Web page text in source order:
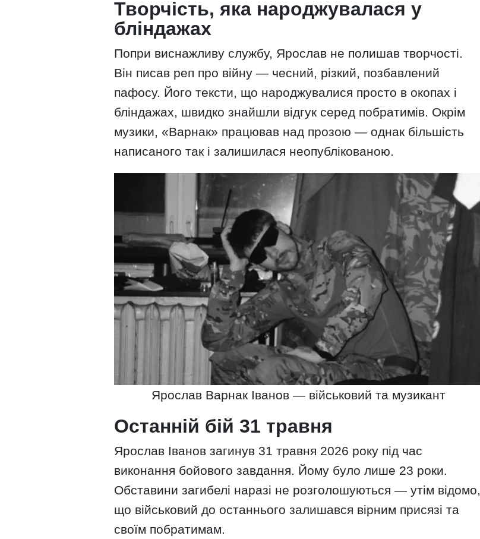
Творчість, яка народжувалася у
бліндажах
Попри виснажливу службу, Ярослав не полишав творчості.
Він писав реп про війну — чесний, різкий, позбавлений
пафосу. Його тексти, що народжувалися просто в окопах і
бліндажах, швидко знайшли відгук серед побратимів. Окрім
музики, «Варнак» працював над прозою — однак більшість
написаного так і залишилася неопублікованою.
Ярослав Варнак Іванов — військовий та музикант
Останній бій 31 травня
Ярослав Іванов загинув 31 травня 2026 року під час
виконання бойового завдання. Йому було лише 23 роки.
Обставини загибелі наразі не розголошуються — утім відомо,
що військовий до останнього залишався вірним присязі та
своїм побратимам.